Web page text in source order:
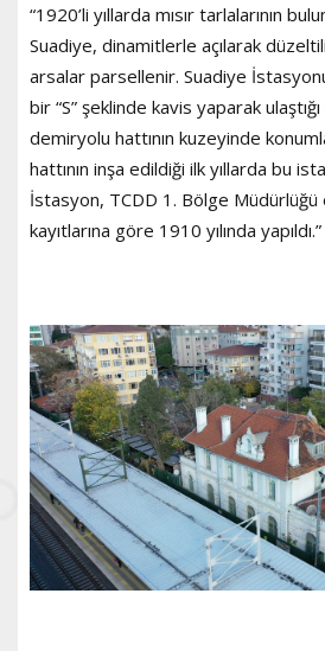
“1920’li yıllarda mısır tarlalarının
Suadiye, dinamitlerle açılarak
arsalar parsellenir. Suadiye
bir “S” şeklinde kavis yaparak
demiryolu hattının kuzeyinde
hattının inşa edildiği ilk yıllarda bu
İstasyon, TCDD 1. Bölge
kayıtlarına göre 1910 yılında yapıldı.”